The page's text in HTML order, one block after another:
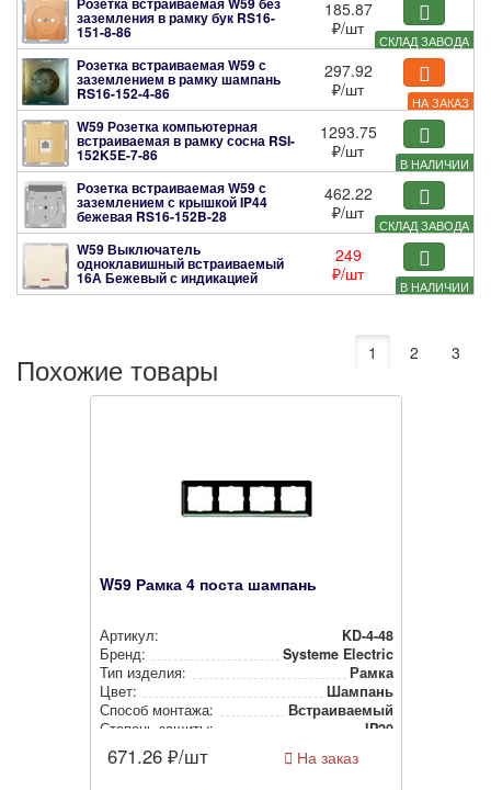
СКЛАД ЗАВОДА
заземления в рамку бук RS16-
151-8-86
185.87
₽/шт
НА ЗАКАЗ
Розетка встраиваемая W59 с
заземлением в рамку шампань
RS16-152-4-86
297.92
₽/шт
В НАЛИЧИИ
W59 Розетка компьютерная
встраиваемая в рамку сосна RSI-
152K5E-7-86
1293.75
₽/шт
СКЛАД ЗАВОДА
Розетка встраиваемая W59 с
заземлением с крышкой IP44
бежевая RS16-152B-28
462.22
₽/шт
В НАЛИЧИИ
W59 Выключатель
одноклавишный встраиваемый
16А Бежевый с индикацией
VS116-153-28
249
₽/шт
Похожие товары 1 2 3
W59 Рамка 4 поста шампань
Артикул:
KD-4-48
Бренд:
Systeme Electric
Тип изделия:
Рамка
Цвет:
Шампань
Способ монтажа:
Встра­ива­емый
Степень защиты:
IP20
671.26 ₽/шт На заказ